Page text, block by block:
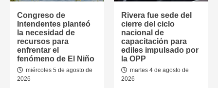
Congreso de
Intendentes planteó
la necesidad de
recursos para
enfrentar el
fenómeno de El Niño
miércoles 5 de agosto de
2026
Rivera fue sede del
cierre del ciclo
nacional de
capacitación para
ediles impulsado por
la OPP
martes 4 de agosto de
2026